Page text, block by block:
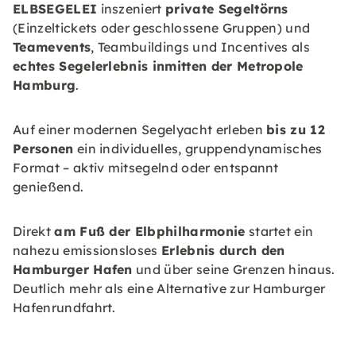
ELBSEGELEI inszeniert private Segeltörns
(Einzeltickets oder geschlossene Gruppen) und
Teamevents, Teambuildings und Incentives als
echtes Segelerlebnis inmitten der Metropole
Hamburg.
Auf einer modernen Segelyacht erleben bis zu 12
Personen ein individuelles, gruppendynamisches
Format – aktiv mitsegelnd oder entspannt
genießend.
Direktam Fuß der Elbphilharmonie startet ein
nahezu emissionsloses Erlebnis durch den
Hamburger Hafen und über seine Grenzen hinaus.
Deutlich mehr als eine Alternative zur Hamburger
Hafenrundfahrt.